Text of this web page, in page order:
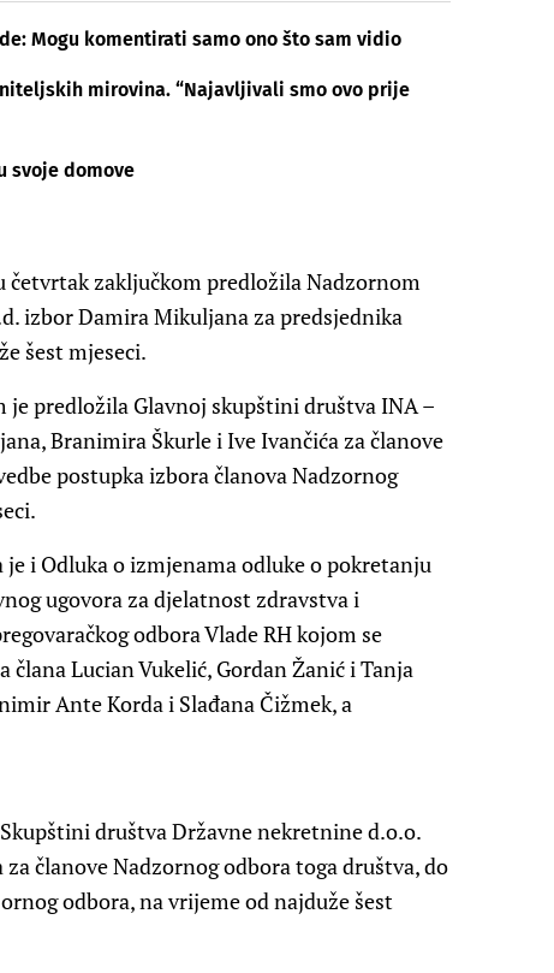
Mogu komentirati samo ono što sam vidio
mirovina. “Najavljivali smo ovo prije
svoje domove
četvrtak zaključkom predložila Nadzornom
izbor Damira Mikuljana za predsjednika
šest mjeseci.
je predložila Glavnoj skupštini društva INA –
Branimira Škurle i Ive Ivančića za članove
postupka izbora članova Nadzornog
i Odluka o izmjenama odluke o pokretanju
ugovora za djelatnost zdravstva i
odbora Vlade RH kojom se
Lucian Vukelić, Gordan Žanić i Tanja
Ante Korda i Slađana Čižmek, a
društva Državne nekretnine d.o.o.
članove Nadzornog odbora toga društva, do
odbora, na vrijeme od najduže šest